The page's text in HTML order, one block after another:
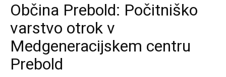
Občina Prebold: Počitniško
varstvo otrok v
Medgeneracijskem centru
Prebold